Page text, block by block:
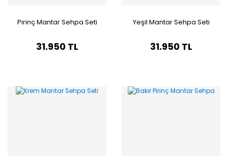
Pirinç Mantar Sehpa Seti
31.950 TL
Yeşil Mantar Sehpa Seti
31.950 TL